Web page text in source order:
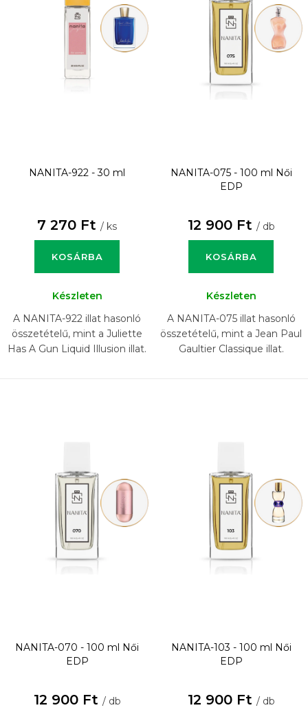
NANITA-922 - 30 ml
7 270 Ft / ks
KOSÁRBA
Készleten
A NANITA-922 illat hasonló
összetételű, mint a Juliette
Has A Gun Liquid Illusion illat.
NANITA-075 - 100 ml
Női
EDP
12 900 Ft / db
KOSÁRBA
Készleten
A NANITA-075 illat hasonló
összetételű, mint a Jean Paul
Gaultier Classique illat.
NANITA-070 - 100 ml
Női
EDP
12 900 Ft / db
NANITA-103 - 100 ml
Női
EDP
12 900 Ft / db